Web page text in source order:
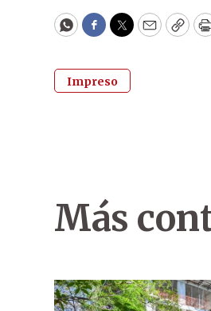
WhatsApp
Facebook
Twitter
Email
Impreso
Más